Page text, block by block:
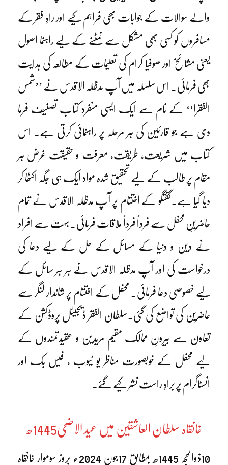
والے سوالات کے جوابات بھی فراہم کیے اور راہِ فقر کے
مسافروں کو کسی بھی مشکل سے نمٹنے کے لیے راہنما اصول
یعنی مشائخ اور صوفیا کرام کی تعلیمات کے مطالعہ کی ہدایت
بھی فرمائی۔ اس سلسلہ میں آپ مدظلہ الاقدس نے ’’شمس
الفقرا‘‘ کے نام سے ایک ایسی منفرد کتاب تصنیف فرما
دی ہے جو قارئین کی ہر مرحلہ پر راہنمائی کرتی ہے۔ اس
کتاب میں شریعت، طریقت، معرفت و حقیقت غرض ہر
مقام پر طالب کے لیے تحقیق شدہ مواد ایک ہی جگہ اکٹھا کر
دیا گیا ہے۔گفتگو کے اختتام پر آپ مدظلہ الاقدس نے تمام
حاضرینِ محفل سے فرداً فرداً ملاقات فرمائی۔ بہت سے افراد
نے دین و دنیا کے مسائل کے حل کے لیے دعا کی
درخواست کی اور آپ مدظلہ الاقدس نے ہر ہر سائل کے
لیے خصوصی دعا فرمائی۔ محفل کے اختتام پر شاندار لنگر سے
حاضرین کی تواضع کی گئی۔سلطان الفقر ڈیجیٹل پروڈکشن کے
تعاون سے بیرونِ ممالک مقیم مریدین و عقیدتمندوں کے
لیے محفل کے خوبصورت مناظر یو ٹیوب ، فیس بک اور
انسٹاگرام پر براہِ راست نشر کیے گئے۔
خانقاہ سلطان العاشقین میں عید الاضحی1445ھ
10ذوالحجہ 1445ھ بمطابق 17جون 2024ء بروز سوموار خانقاہ